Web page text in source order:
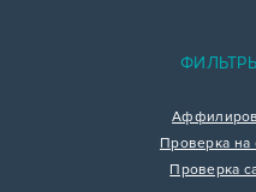
Проверка на
Проверка